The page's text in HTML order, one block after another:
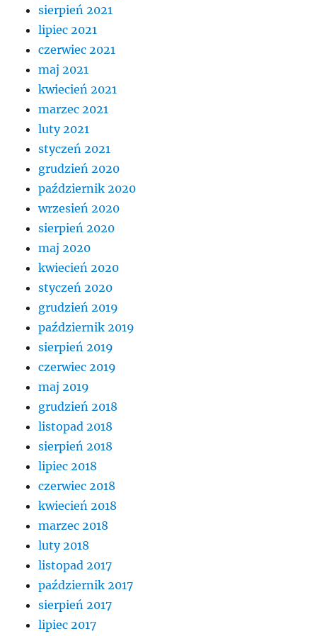
sierpień 2021
lipiec 2021
czerwiec 2021
maj 2021
kwiecień 2021
marzec 2021
luty 2021
styczeń 2021
grudzień 2020
październik 2020
wrzesień 2020
sierpień 2020
maj 2020
kwiecień 2020
styczeń 2020
grudzień 2019
październik 2019
sierpień 2019
czerwiec 2019
maj 2019
grudzień 2018
listopad 2018
sierpień 2018
lipiec 2018
czerwiec 2018
kwiecień 2018
marzec 2018
luty 2018
listopad 2017
październik 2017
sierpień 2017
lipiec 2017